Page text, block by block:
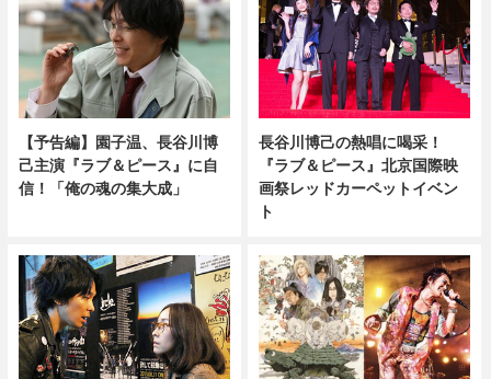
【予告編】園子温、長谷川博
己主演『ラブ＆ピース』に自
信！「俺の魂の集大成」
長谷川博己の熱唱に喝采！
『ラブ＆ピース』北京国際映
画祭レッドカーペットイベン
ト